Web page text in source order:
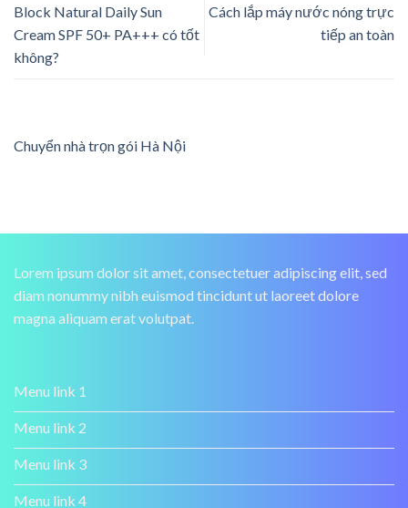
Block Natural Daily Sun
Cream SPF 50+ PA+++ có tốt
không?
Cách lắp máy nước nóng trực
tiếp an toàn
Chuyển nhà trọn gói Hà Nội
Lorem ipsum dolor sit amet, consectetuer adipiscing elit, sed
diam nonummy nibh euismod tincidunt ut laoreet dolore
magna aliquam erat volutpat.
Menu link 1
Menu link 2
Menu link 3
Menu link 4